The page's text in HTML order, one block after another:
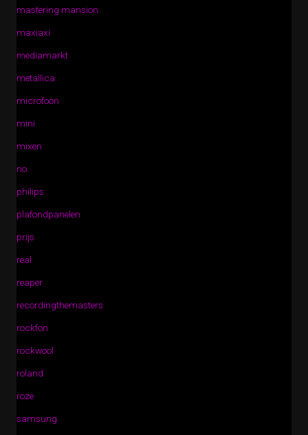
mastering mansion
maxiaxi
mediamarkt
metallica
microfoon
mini
mixen
no
philips
plafondpanelen
prijs
real
reaper
recordingthemasters
rockfon
rockwool
roland
roze
samsung